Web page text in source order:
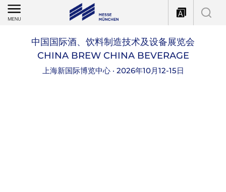
料制造技术及设备展览会
CHINA BEVERAGE
中心 · 2026年10月12-15日
BAU
中国国际展览中心